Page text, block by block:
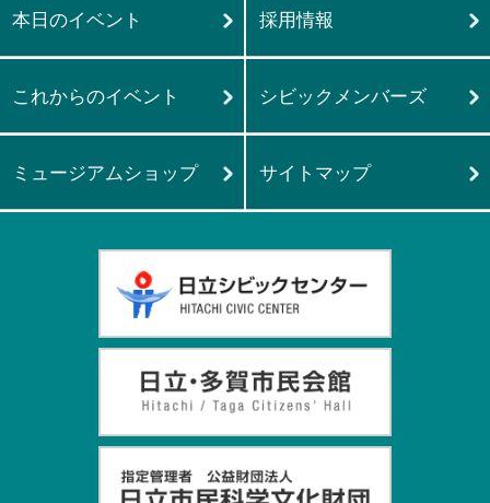
本日のイベント 採用情報
これからのイベント シビックメンバーズ
ミュージアムショップ サイトマップ